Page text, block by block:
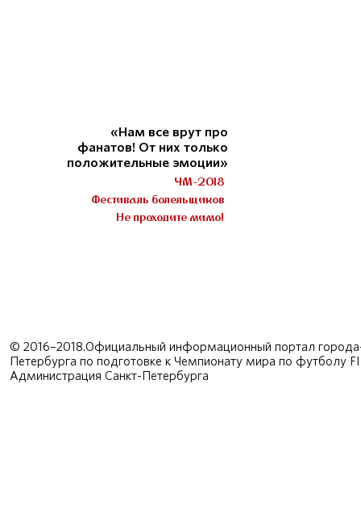
«Нам все врут про
фанатов! От них только
положительные эмоции»
ЧМ-2018
Фестиваль болельщиков
Не проходите мимо!
© 2016–2018.Официальный информационный портал
Петербурга по подготовке к Чемпионату мира по футболу
Администрация Санкт-Петербурга